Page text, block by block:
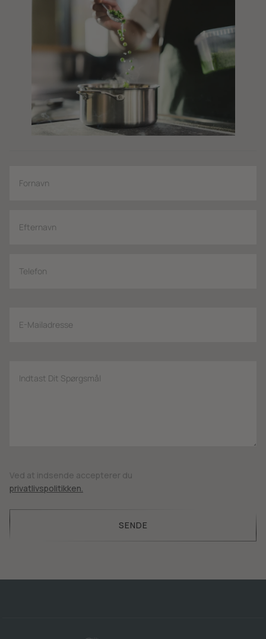
Ved at indsende accepterer du
privatlivspolitikken.
SENDE